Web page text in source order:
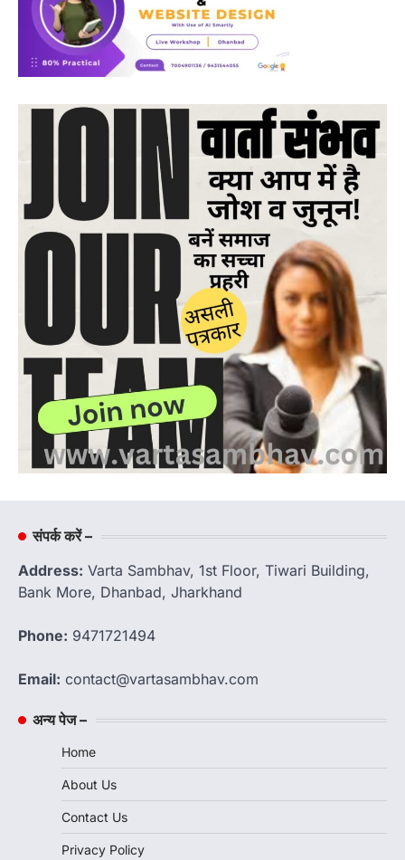
संपर्क करें –
Address: Varta Sambhav, 1st Floor, Tiwari Building,
Bank More, Dhanbad, Jharkhand
Phone: 9471721494
Email: contact@vartasambhav.com
अन्य पेज –
Home
About Us
Contact Us
Privacy Policy